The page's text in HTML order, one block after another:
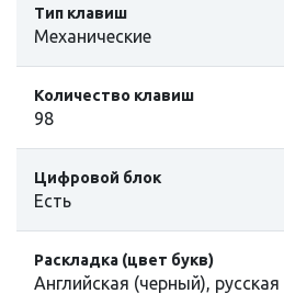
Тип клавиш
Механические
Количество клавиш
98
Цифровой блок
Есть
Раскладка (цвет букв)
Английская (черный), русская